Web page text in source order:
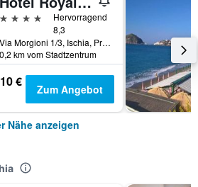
4 Sterne
Hervorragend
8,3
Via Morgioni 1/3, Ischia, Provinz Neapel, Italien
0,2 km vom Stadtzentrum
€ Zum Angebot
Nähe anzeigen